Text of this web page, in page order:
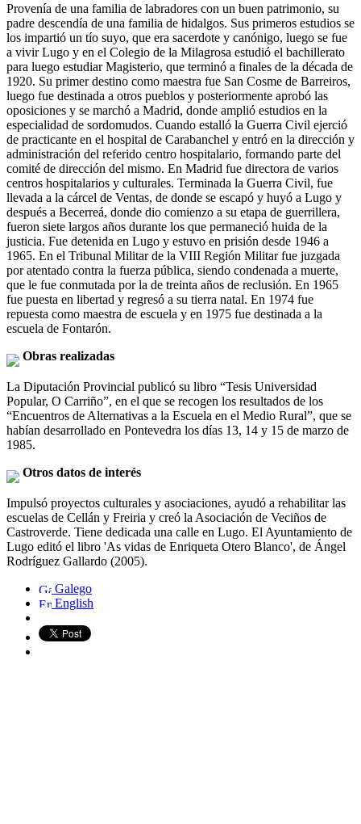
Provenía de una familia de labradores con un buen patrimonio, su
padre descendía de una familia de hidalgos. Sus primeros estudios se
los impartió un tío suyo, que era sacerdote y canónigo, luego se fue
a vivir Lugo y en el Colegio de la Milagrosa estudió el bachillerato
para luego estudiar Magisterio, que terminó a finales de la década de
1920. Su primer destino como maestra fue San Cosme de Barreiros,
luego fue destinada a otros pueblos y posteriormente aprobó las
oposiciones y se marchó a Madrid, donde amplió estudios en la
especialidad de sordomudos. Cuando estalló la Guerra Civil ejerció
de practicante en el hospital de Carabanchel y entró en la dirección y
administración del referido centro hospitalario, formando parte del
comité de dirección del mismo. En Madrid fue directora de varios
centros hospitalarios y culturales. Terminada la Guerra Civil, fue
llevada a la cárcel de Ventas, de donde se escapó y huyó a Lugo y
después a Becerreá, donde dio comienzo a su etapa de guerrillera,
fueron siete largos años durante los que permaneció huida de la
justicia. Fue detenida en Lugo y estuvo en prisión desde 1946 a
1965. En el Tribunal Militar de la VIII Región Militar fue juzgada
por atentado contra la fuerza pública, siendo condenada a muerte,
que le fue conmutada por la de treinta años de reclusión. En 1965
fue puesta en libertad y regresó a su tierra natal. En 1974 fue
repuesta como maestra de escuela y en 1975 fue destinada a la
escuela de Fontarón.
Obras realizadas
La Diputación Provincial publicó su libro “Tesis Universidad
Popular, O Carriño”, en el que se recogen los resultados de los
“Encuentros de Alternativas a la Escuela en el Medio Rural”, que se
habían desarrollado en Pontevedra los días 13, 14 y 15 de marzo de
1985.
Otros datos de interés
Impulsó proyectos culturales y asociaciones, ayudó a rehabilitar las
escuelas de Cellán y Freiria y creó la Asociación de Veciños de
Castroverde. Tiene dedicada una calle en Lugo. El Ayuntamiento de
Lugo editó el libro 'As vidas de Enriqueta Otero Blanco', de Ángel
Rodríguez Gallardo (2005).
Galego
English